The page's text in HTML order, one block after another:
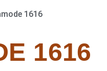
1616
1616